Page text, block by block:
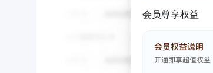
会员尊享权益